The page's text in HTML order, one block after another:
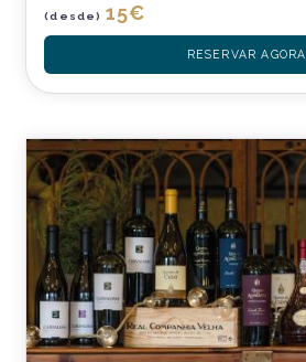
(desde) 15€
RESERVAR AGORA